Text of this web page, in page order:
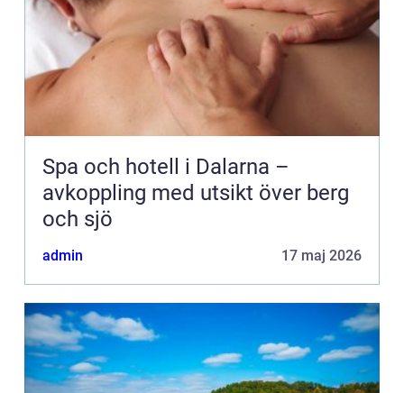
Spa och hotell i Dalarna –
avkoppling med utsikt över berg
och sjö
admin 17 maj 2026